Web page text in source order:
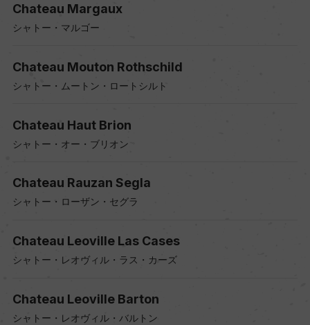
Chateau Margaux
シャトー・マルゴー
Chateau Mouton Rothschild
シャトー・ムートン・ロートシルト
Chateau Haut Brion
シャトー・オー・ブリオン
Chateau Rauzan Segla
シャトー・ローザン・セグラ
Chateau Leoville Las Cases
シャトー・レオヴィル・ラス・カーズ
Chateau Leoville Barton
シャトー・レオヴィル・バルトン